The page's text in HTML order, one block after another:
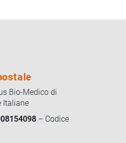
Bio-Medico di
Italiane
– Codice